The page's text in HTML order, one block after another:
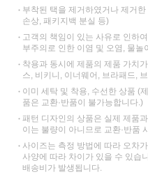
부착된 택을 제거하였거나 제거
손상, 패키지백 분실 등)
고객의 책임이 있는 사유로 인하
부주의로 인한 이염 및 오염, 물
착용과 동시에 제품의 제품 가치
스, 비키니, 이너웨어, 브라패드,
이미 세탁 및 착용, 수선한 상품 (
품은 교환·반품이 불가능합니다.)
패턴 디자인의 상품은 실제 제품
이는 불량이 아니므로 교환·반품
사이즈는 측정 방법에 따라 오차
사양에 따라 차이가 있을 수 있습
배송비가 발생됩니다.